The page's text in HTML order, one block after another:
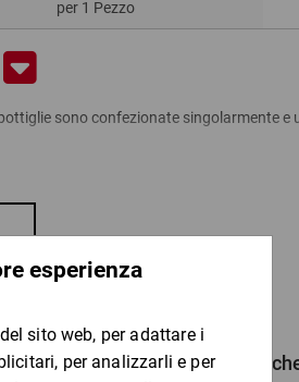
per 1 Pezzo
sono confezionate singolarmente
le bottiglie sospese
di Bordeaux/Schlegel da 0,75 e 1 L
di Bordeaux/Schlegel/Burgunder da 0,75
inserti per 1 bottiglia
questo prodotto hanno